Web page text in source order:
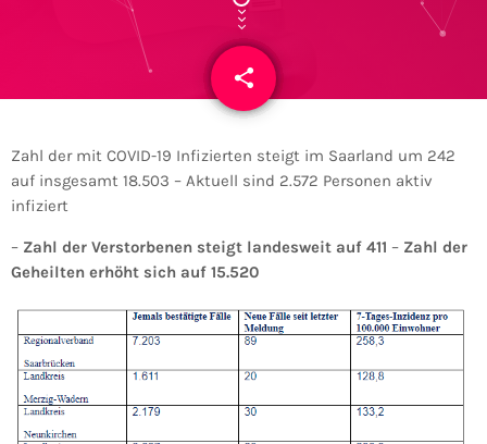
share
email
Zahl der mit COVID-19 Infizierten steigt im Saarland um 242
auf insgesamt 18.503 – Aktuell sind 2.572 Personen aktiv
infiziert
– Zahl der Verstorbenen steigt landesweit auf 411 – Zahl der
Geheilten erhöht sich auf 15.520